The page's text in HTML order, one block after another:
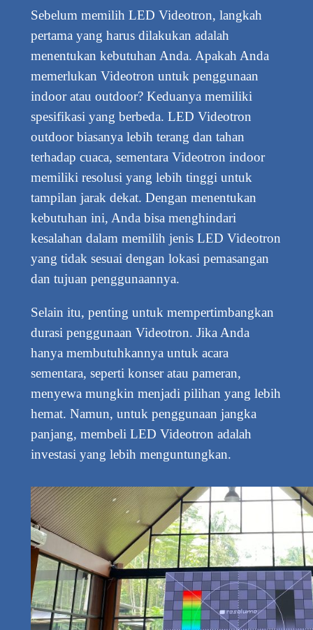
Sebelum memilih LED Videotron, langkah
pertama yang harus dilakukan adalah
menentukan kebutuhan Anda. Apakah Anda
memerlukan Videotron untuk penggunaan
indoor atau outdoor? Keduanya memiliki
spesifikasi yang berbeda. LED Videotron
outdoor biasanya lebih terang dan tahan
terhadap cuaca, sementara Videotron indoor
memiliki resolusi yang lebih tinggi untuk
tampilan jarak dekat. Dengan menentukan
kebutuhan ini, Anda bisa menghindari
kesalahan dalam memilih jenis LED Videotron
yang tidak sesuai dengan lokasi pemasangan
dan tujuan penggunaannya.
Selain itu, penting untuk mempertimbangkan
durasi penggunaan Videotron. Jika Anda
hanya membutuhkannya untuk acara
sementara, seperti konser atau pameran,
menyewa mungkin menjadi pilihan yang lebih
hemat. Namun, untuk penggunaan jangka
panjang, membeli LED Videotron adalah
investasi yang lebih menguntungkan.